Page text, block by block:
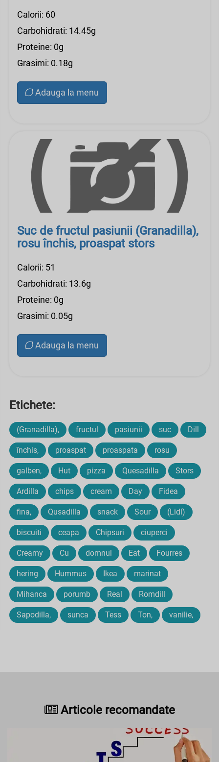
Calorii: 60
Carbohidrati: 14.45g
Proteine: 0g
Grasimi: 0.18g
Adauga la menu
Suc de fructul pasiunii (Granadilla),
rosu închis, proaspat stors
Calorii: 51
Carbohidrati: 13.6g
Proteine: 0g
Grasimi: 0.05g
Adauga la menu
Etichete:
(Granadilla), fructul pasiunii suc Dill
închis, proaspat proaspata rosu
galben, Hut pizza Quesadilla Stors
Ardilla chips cream Day Fidea
fina, Qusadilla snack Sour (Lidl)
biscuiti ceapa Chipsuri ciuperci
Creamy Cu domnul Eat Fourres
hering Hummus Ikea marinat
Mihanca porumb Real Romdill
Sapodilla, sunca Tess Ton, vanilie,
Articole recomandate